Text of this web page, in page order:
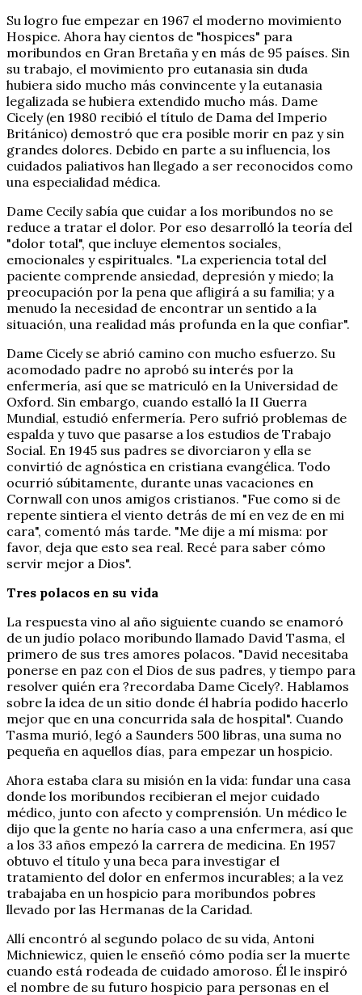
Su logro fue empezar en 1967 el moderno movimiento
Hospice. Ahora hay cientos de "hospices" para
moribundos en Gran Bretaña y en más de 95 países. Sin
su trabajo, el movimiento pro eutanasia sin duda
hubiera sido mucho más convincente y la eutanasia
legalizada se hubiera extendido mucho más. Dame
Cicely (en 1980 recibió el título de Dama del Imperio
Británico) demostró que era posible morir en paz y sin
grandes dolores. Debido en parte a su influencia, los
cuidados paliativos han llegado a ser reconocidos como
una especialidad médica.
Dame Cecily sabía que cuidar a los moribundos no se
reduce a tratar el dolor. Por eso desarrolló la teoría del
"dolor total", que incluye elementos sociales,
emocionales y espirituales. "La experiencia total del
paciente comprende ansiedad, depresión y miedo; la
preocupación por la pena que afligirá a su familia; y a
menudo la necesidad de encontrar un sentido a la
situación, una realidad más profunda en la que confiar".
Dame Cicely se abrió camino con mucho esfuerzo. Su
acomodado padre no aprobó su interés por la
enfermería, así que se matriculó en la Universidad de
Oxford. Sin embargo, cuando estalló la II Guerra
Mundial, estudió enfermería. Pero sufrió problemas de
espalda y tuvo que pasarse a los estudios de Trabajo
Social. En 1945 sus padres se divorciaron y ella se
convirtió de agnóstica en cristiana evangélica. Todo
ocurrió súbitamente, durante unas vacaciones en
Cornwall con unos amigos cristianos. "Fue como si de
repente sintiera el viento detrás de mí en vez de en mi
cara", comentó más tarde. "Me dije a mí misma: por
favor, deja que esto sea real. Recé para saber cómo
servir mejor a Dios".
Tres polacos en su vida
La respuesta vino al año siguiente cuando se enamoró
de un judío polaco moribundo llamado David Tasma, el
primero de sus tres amores polacos. "David necesitaba
ponerse en paz con el Dios de sus padres, y tiempo para
resolver quién era ?recordaba Dame Cicely?. Hablamos
sobre la idea de un sitio donde él habría podido hacerlo
mejor que en una concurrida sala de hospital". Cuando
Tasma murió, legó a Saunders 500 libras, una suma no
pequeña en aquellos días, para empezar un hospicio.
Ahora estaba clara su misión en la vida: fundar una casa
donde los moribundos recibieran el mejor cuidado
médico, junto con afecto y comprensión. Un médico le
dijo que la gente no haría caso a una enfermera, así que
a los 33 años empezó la carrera de medicina. En 1957
obtuvo el título y una beca para investigar el
tratamiento del dolor en enfermos incurables; a la vez
trabajaba en un hospicio para moribundos pobres
llevado por las Hermanas de la Caridad.
Allí encontró al segundo polaco de su vida, Antoni
Michniewicz, quien le enseñó cómo podía ser la muerte
cuando está rodeada de cuidado amoroso. Él le inspiró
el nombre de su futuro hospicio para personas en el